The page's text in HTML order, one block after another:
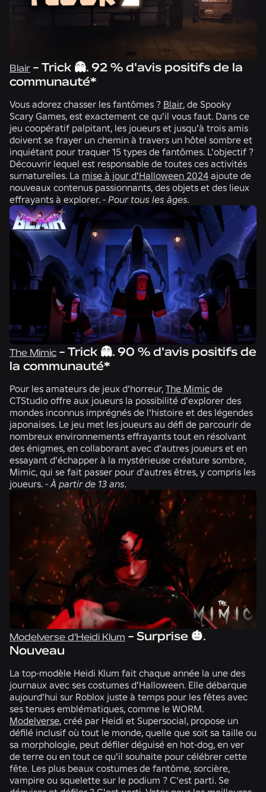
Blair - Trick 👻. 92 % d'avis positifs de la
communauté*
Vous adorez chasser les fantômes ? Blair, de Spooky
Scary Games, est exactement ce qu'il vous faut. Dans ce
jeu coopératif palpitant, les joueurs et jusqu'à trois amis
doivent se frayer un chemin à travers un hôtel sombre et
inquiétant pour traquer 15 types de fantômes. L'objectif ?
Découvrir lequel est responsable de toutes ces activités
surnaturelles. La mise à jour d'Halloween 2024 ajoute de
nouveaux contenus passionnants, des objets et des lieux
effrayants à explorer. - Pour tous les âges.
The Mimic - Trick 👻. 90 % d'avis positifs de
la communauté*
Pour les amateurs de jeux d'horreur, The Mimic de
CTStudio offre aux joueurs la possibilité d'explorer des
mondes inconnus imprégnés de l'histoire et des légendes
japonaises. Le jeu met les joueurs au défi de parcourir de
nombreux environnements effrayants tout en résolvant
des énigmes, en collaborant avec d'autres joueurs et en
essayant d'échapper à la mystérieuse créature sombre,
Mimic, qui se fait passer pour d'autres êtres, y compris les
joueurs. - À partir de 13 ans.
Modelverse d'Heidi Klum - Surprise 🎃.
Nouveau
La top-modèle Heidi Klum fait chaque année la une des
journaux avec ses costumes d'Halloween. Elle débarque
aujourd'hui sur Roblox juste à temps pour les fêtes avec
ses tenues emblématiques, comme le WORM.
Modelverse, créé par Heidi et Supersocial, propose un
défilé inclusif où tout le monde, quelle que soit sa taille ou
sa morphologie, peut défiler déguisé en hot-dog, en ver
de terre ou en tout ce qu'il souhaite pour célébrer cette
fête. Les plus beaux costumes de fantôme, sorcière,
vampire ou squelette sur le podium ? C'est parti. Se